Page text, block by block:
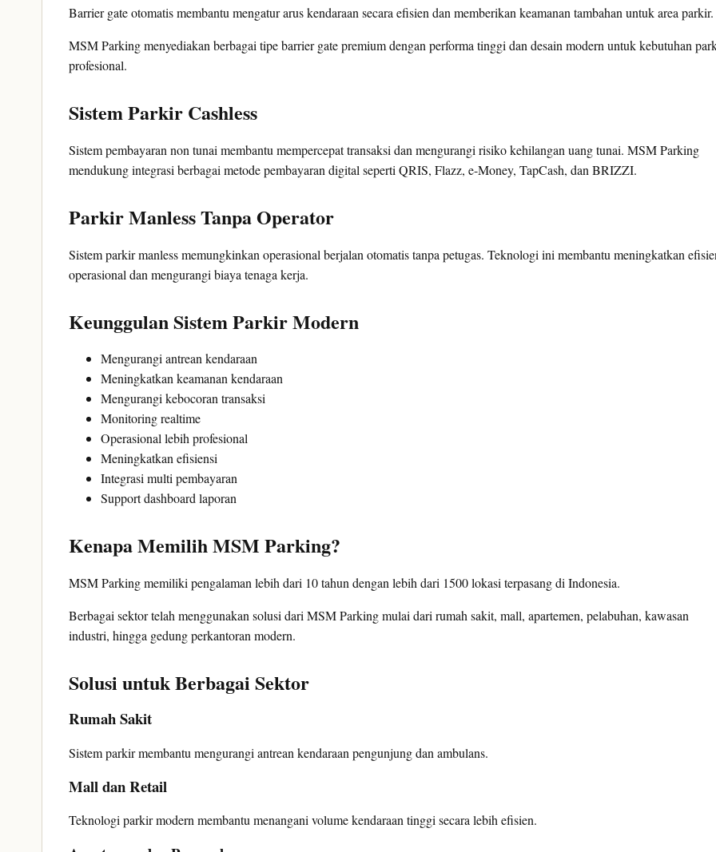
Barrier gate otomatis membantu mengatur arus kendaraan secara efisien dan memberikan keamanan tambahan untuk area parkir.
MSM Parking menyediakan berbagai tipe barrier gate premium dengan performa tinggi dan desain modern untuk kebutuhan
profesional.
Sistem Parkir Cashless
Sistem pembayaran non tunai membantu mempercepat transaksi dan mengurangi risiko kehilangan uang tunai. MSM Parking
mendukung integrasi berbagai metode pembayaran digital seperti QRIS, Flazz, e-Money, TapCash, dan BRIZZI.
Parkir Manless Tanpa Operator
Sistem parkir manless memungkinkan operasional berjalan otomatis tanpa petugas. Teknologi ini membantu meningkatkan
operasional dan mengurangi biaya tenaga kerja.
Keunggulan Sistem Parkir Modern
Mengurangi antrean kendaraan
Meningkatkan keamanan kendaraan
Mengurangi kebocoran transaksi
Monitoring realtime
Operasional lebih profesional
Meningkatkan efisiensi
Integrasi multi pembayaran
Support dashboard laporan
Kenapa Memilih MSM Parking?
MSM Parking memiliki pengalaman lebih dari 10 tahun dengan lebih dari 1500 lokasi terpasang di Indonesia.
Berbagai sektor telah menggunakan solusi dari MSM Parking mulai dari rumah sakit, mall, apartemen, pelabuhan, kawasan
industri, hingga gedung perkantoran modern.
Solusi untuk Berbagai Sektor
Rumah Sakit
Sistem parkir membantu mengurangi antrean kendaraan pengunjung dan ambulans.
Mall dan Retail
Teknologi parkir modern membantu menangani volume kendaraan tinggi secara lebih efisien.